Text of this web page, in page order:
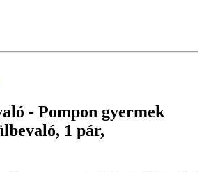
- Pompon gyermek
1 pár,